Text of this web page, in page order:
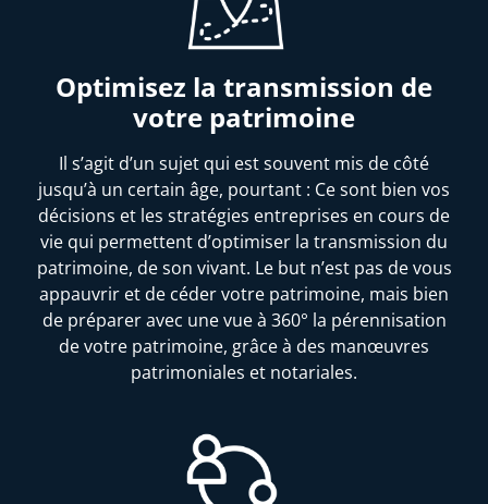
Optimisez la transmission de
votre patrimoine
Il s’agit d’un sujet qui est souvent mis de côté
jusqu’à un certain âge, pourtant : Ce sont bien vos
décisions et les stratégies entreprises en cours de
vie qui permettent d’optimiser la transmission du
patrimoine, de son vivant. Le but n’est pas de vous
appauvrir et de céder votre patrimoine, mais bien
de préparer avec une vue à 360° la pérennisation
de votre patrimoine, grâce à des manœuvres
patrimoniales et notariales.